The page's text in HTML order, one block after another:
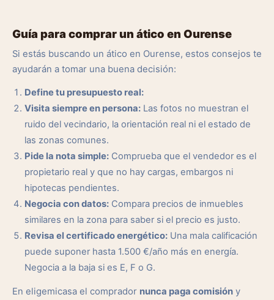
Guía para comprar un ático en Ourense
Si estás buscando un ático en Ourense, estos consejos te
ayudarán a tomar una buena decisión:
Define tu presupuesto real:
Visita siempre en persona: Las fotos no muestran el
ruido del vecindario, la orientación real ni el estado de
las zonas comunes.
Pide la nota simple: Comprueba que el vendedor es el
propietario real y que no hay cargas, embargos ni
hipotecas pendientes.
Negocia con datos: Compara precios de inmuebles
similares en la zona para saber si el precio es justo.
Revisa el certificado energético: Una mala calificación
puede suponer hasta 1.500 €/año más en energía.
Negocia a la baja si es E, F o G.
En eligemicasa el comprador nunca paga comisión y